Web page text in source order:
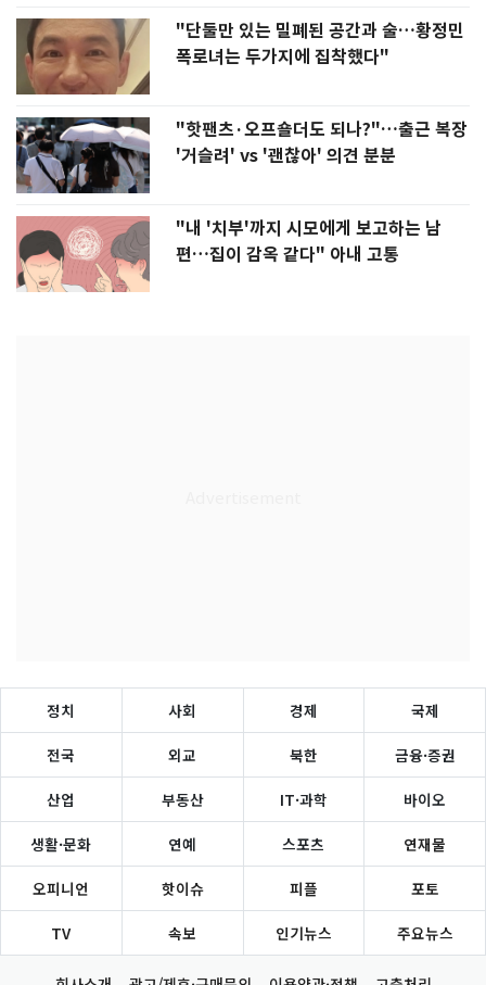
"단둘만 있는 밀폐된 공간과 술…황정민
폭로녀는 두가지에 집착했다"
"핫팬츠·오프숄더도 되나?"…출근 복장
'거슬려' vs '괜찮아' 의견 분분
"내 '치부'까지 시모에게 보고하는 남
편…집이 감옥 같다" 아내 고통
정치 사회 경제 국제
전국 외교 북한 금융·증권
산업 부동산 IT·과학 바이오
생활·문화 연예 스포츠 연재물
오피니언 핫이슈 피플 포토
TV 속보 인기뉴스 주요뉴스